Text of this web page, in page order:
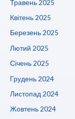
Травень 2025
Квітень 2025
Березень 2025
Лютий 2025
Січень 2025
Грудень 2024
Листопад 2024
Жовтень 2024